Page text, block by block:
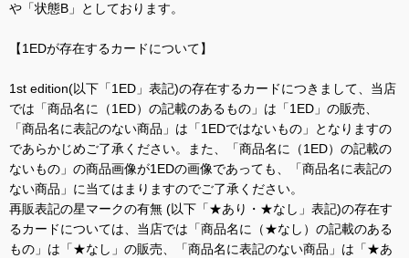
や「状態B」としております。
【1EDが存在するカードについて】
1st edition(以下「1ED」表記)の存在するカードにつきまして、当店
では「商品名に（1ED）の記載のあるもの」は「1ED」の販売、
「商品名に表記のない商品」は「1EDではないもの」となりますの
であらかじめご了承ください。また、「商品名に（1ED）の記載の
ないもの」の商品画像が1EDの画像であっても、「商品名に表記の
ない商品」に当てはまりますのでご了承ください。
再販表記の星マークの有無 (以下「★あり・★なし」表記)の存在す
るカードについては、当店では「商品名に（★なし）の記載のある
もの」は「★なし」の販売、「商品名に表記のない商品」は「★あ